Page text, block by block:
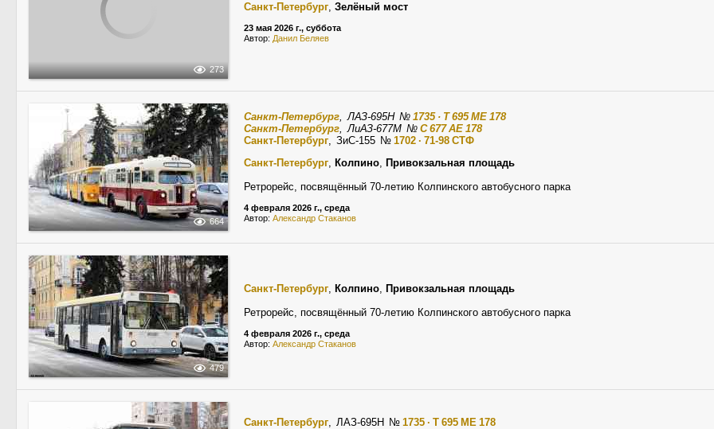
273
Санкт-Петербург, Зелёный мост
23 мая 2026 г., суббота
Автор: Данил Беляев
664
Санкт-Петербург, ЛАЗ-695Н № 1735 · Т 695 МЕ 178
Санкт-Петербург, ЛиАЗ-677М № С 677 АЕ 178
Санкт-Петербург, ЗиС-155 № 1702 · 71-98 СТФ
Санкт-Петербург, Колпино, Привокзальная площадь
Ретрорейс, посвящённый 70-летию Колпинского автобусного парка
4 февраля 2026 г., среда
Автор: Александр Стаканов
479
Санкт-Петербург, Колпино, Привокзальная площадь
Ретрорейс, посвящённый 70-летию Колпинского автобусного парка
4 февраля 2026 г., среда
Автор: Александр Стаканов
Санкт-Петербург, ЛАЗ-695Н № 1735 · Т 695 МЕ 178